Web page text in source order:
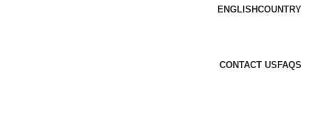
ENGLISHCOUNTRY
CONTACT US FAQS